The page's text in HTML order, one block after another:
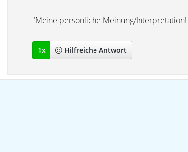
-----------------
"Meine persönliche Meinung/
1x Hilfreiche Antwort